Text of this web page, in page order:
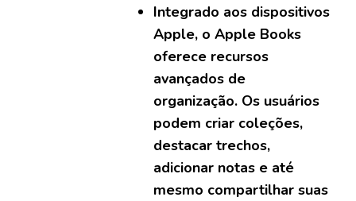
Integrado aos dispositivos
Apple, o Apple Books
oferece recursos
avançados de
organização. Os usuários
podem criar coleções,
destacar trechos,
adicionar notas e até
mesmo compartilhar suas